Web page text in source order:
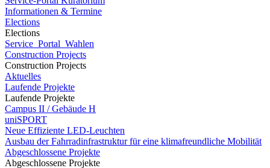
Informationen & Termine
Elections
Elections
Service_Portal_Wahlen
Construction Projects
Construction Projects
Aktuelles
Laufende Projekte
Laufende Projekte
Campus II / Gebäude H
uniSPORT
Neue Effiziente LED-Leuchten
Ausbau der Fahrradinfrastruktur für eine klimafreundliche Mobilität
Abgeschlossene Projekte
Abgeschlossene Projekte